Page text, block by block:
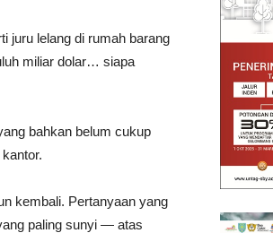
juru lelang di rumah barang
miliar dolar… siapa
bahkan belum cukup
kembali. Pertanyaan yang
paling sunyi — atas